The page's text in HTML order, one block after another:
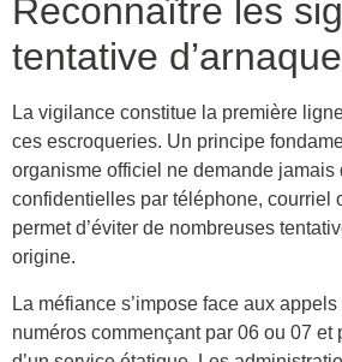
Reconnaître les
tentative d’arnaque
La vigilance constitue la première
ces escroqueries. Un principe
organisme officiel ne demande jamais
confidentielles par téléphone, courriel
permet d’éviter de nombreuses
origine.
La méfiance s’impose face aux
numéros commençant par 06 ou 07 et